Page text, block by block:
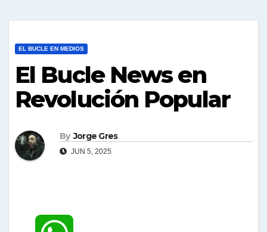
EL BUCLE EN MEDIOS
El Bucle News en
Revolución Popular
By Jorge Gres
JUN 5, 2025